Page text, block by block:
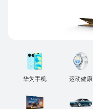
华为手机 运动健康